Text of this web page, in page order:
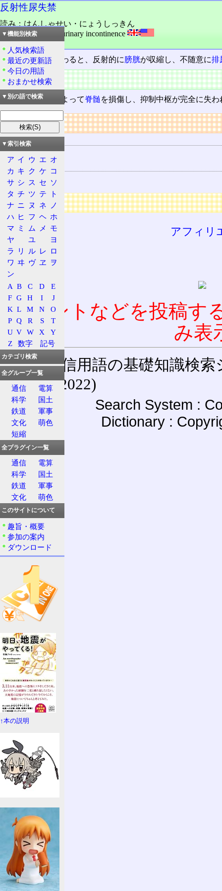
反射性尿失禁
読み：はんしゃせい・にょうしっきん
外語：RUI: reflex urinary incontinence
品詞：名詞
膀胱に刺激が加わると、反射的に膀胱が収縮し、不随意に排
病因
交通事故などによって脊髄を損傷し、抑制中枢が完全に失
リンク
用語の所属
尿失禁
関連する用語
脊髄
広告
アフィリ
コメントなどを投稿す
み表
通信用語の基礎知識検索
(27-May-2022)
Search System :
Dictionary :
▼機能別検索
人気検索語
最近の更新語
今日の用語
おまかせ検索
▼別の語で検索
▼索引検索
ア イ ウ エ オ
カ キ ク ケ コ
サ シ ス セ ソ
タ チ ツ テ
ト
ナ ニ ヌ ネ
ノ
ハ ヒ フ ヘ ホ
マ ミ ム メ
モ
ヤ
ユ
ヨ
ラ
リ ル レ ロ
ワ ヰ ヴ ヱ
ヲ
ン
A B C D
E
F G H I
J
K L M N
O
P Q R S
T
U V W X
Y
Z
数字 記号
カテゴリ検索
全グループ一覧
通信
電算
科学
国土
鉄道
軍事
文化
萌色
短縮
全プラグイン一覧
通信
電算
科学
国土
鉄道
軍事
文化
萌色
このサイトについて
趣旨・概要
参加の案内
ダウンロード
↑本の説明